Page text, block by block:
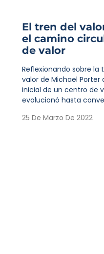
El tren del
el camino
de valor
Reflexionando sobre la
valor de Michael Porter
inicial de un centro de
evolucionó hasta
25 De Marzo De 2022